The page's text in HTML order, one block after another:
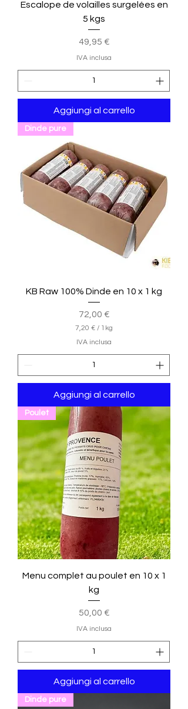
Escalope de volailles surgelées en
5 kgs
Prezzo
49,95 €
IVA inclusa
Aggiungi al carrello
Dinde pure
KB Raw 100% Dinde en 10 x 1 kg
Prezzo
72,00 €
7,20 € / 1kg
,
2
0
€
p
C
h
i
l
o
g
r
a
m
m
IVA inclusa
Aggiungi al carrello
Poulet
Menu complet au poulet en 10 x 1
kg
Prezzo
50,00 €
IVA inclusa
Aggiungi al carrello
Dinde pure